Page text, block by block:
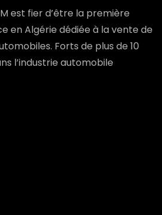
est fier d’être la première
en Algérie dédiée à la vente de
Forts de plus de 10
l’industrie automobile